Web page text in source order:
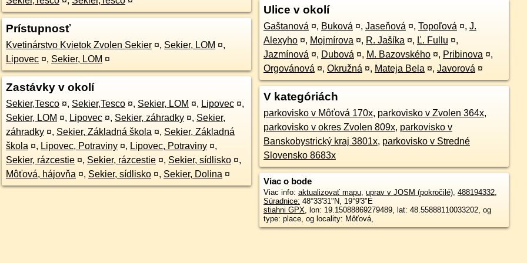
Prístupnosť
Kvetinárstvo Kvietok Zvolen Sekier ¤, Sekier, LOM ¤,
Lipovec ¤, Sekier, LOM ¤
Zastávky v okolí
Sekier,Tesco ¤, Sekier,Tesco ¤, Sekier, LOM ¤, Lipovec ¤,
Sekier, LOM ¤, Lipovec ¤, Sekier, záhradky ¤, Sekier,
záhradky ¤, Sekier, Základná škola ¤, Sekier, Základná
škola ¤, Lipovec, Potraviny ¤, Lipovec, Potraviny ¤,
Sekier, rázcestie ¤, Sekier, rázcestie ¤, Sekier, sídlisko ¤,
Môťová, hájovňa ¤, Sekier, sídlisko ¤, Sekier, Dolina ¤
Ulice v okolí
Gaštanová ¤, Buková ¤, Jaseňová ¤, Topoľová ¤, J.
Alexyho ¤, Mojmírova ¤, R. Jašíka ¤, Ľ. Fullu ¤,
Jazmínová ¤, Dubová ¤, M. Bazovského ¤, Pribinova ¤,
Orgovánová ¤, Okružná ¤, Mateja Bela ¤, Javorová ¤
V kategóriách
parkovisko v Môťová 170x, parkovisko v Zvolen 364x,
parkovisko v okres Zvolen 809x, parkovisko v
Banskobystrický kraj 3801x, parkovisko v Stredné
Slovensko 8683x
Viac o bode
Viac info: aktualizovať mapu, uprav v JOSM (pokročilé), 488194332,
Súradnice: 48°33'31"N, 19°9'3"E
stiahni GPX, lon: 19.15088869279489, lat: 48.55888110033202, og
type: place, og locality: Môťová,